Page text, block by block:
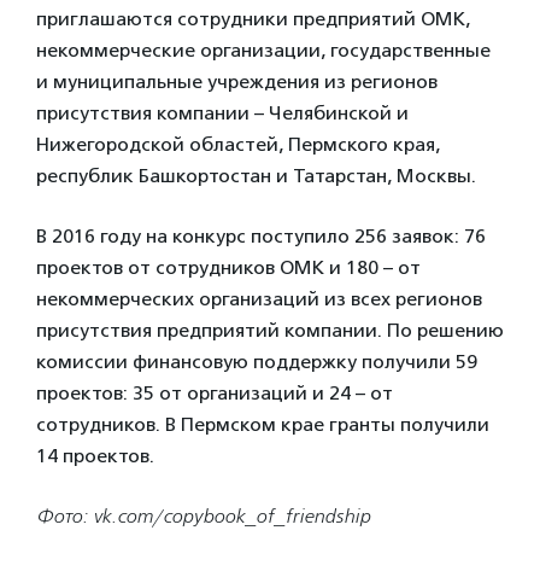
приглашаются сотрудники предприятий ОМК,
некоммерческие организации, государственные
и муниципальные учреждения из регионов
присутствия компании – Челябинской и
Нижегородской областей, Пермского края,
республик Башкортостан и Татарстан, Москвы.
В 2016 году на конкурс поступило 256 заявок: 76
проектов от сотрудников ОМК и 180 – от
некоммерческих организаций из всех регионов
присутствия предприятий компании. По решению
комиссии финансовую поддержку получили 59
проектов: 35 от организаций и 24 – от
сотрудников. В Пермском крае гранты получили
14 проектов.
Фото: vk.com/copybook_of_friendship